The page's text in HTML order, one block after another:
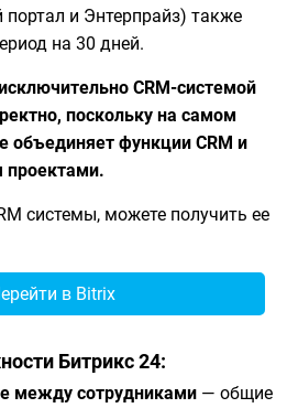
и Энтерпрайз) также
на 30 дней.
CRM-системой
поскольку на самом
объединяет функции CRM и
проектами.
системы, можете получить ее
в Bitrix
Битрикс 24:
между сотрудниками — общие